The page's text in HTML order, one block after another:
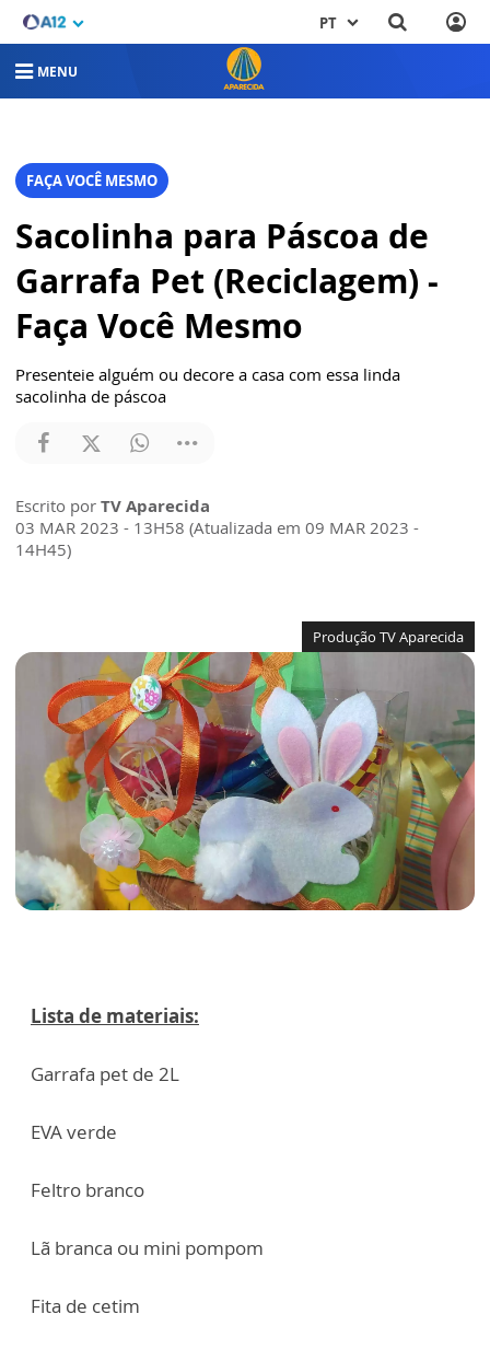
PT
MENU
FAÇA VOCÊ MESMO
Sacolinha para Páscoa de
Garrafa Pet (Reciclagem) -
Faça Você Mesmo
Presenteie alguém ou decore a casa com essa linda
sacolinha de páscoa
Escrito por TV Aparecida
03 MAR 2023 - 13H58 (Atualizada em 09 MAR 2023 -
14H45)
Produção TV Aparecida
Lista de materiais:
Garrafa pet de 2L
EVA verde
Feltro branco
Lã branca ou mini pompom
Fita de cetim